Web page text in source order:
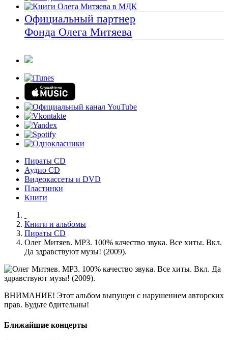
Официальный партнер
Фонда Олега Митяева
Пираты CD
Аудио CD
Видеокассеты и DVD
Пластинки
Книги
Книги и альбомы
Пираты CD
Олег Митяев. MP3. 100% качество звука. Все хиты. Вкл.
Да здравствуют музы! (2009).
ВНИМАНИЕ! Этот альбом выпущен с нарушением авторских
прав. Будьте бдительны!
Ближайшие концерты